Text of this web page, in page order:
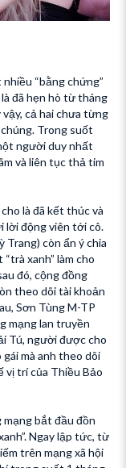
“bằng chứng”
đã hẹn hò từ tháng
cả hai chưa từng
Trong suốt
người duy nhất
và liên tục thả tim
là đã kết thúc và
lời động viên tới cô.
Trang) còn ẩn ý chia
xanh” làm cho
đó, cộng đồng
theo dõi tài khoản
Sơn Tùng M-TP
mạng lan truyền
Tú, người được cho
gái mà anh theo dõi
vị trí của Thiều Bảo
bắt đầu đồn
Ngay lập tức, từ
trên mạng xã hội